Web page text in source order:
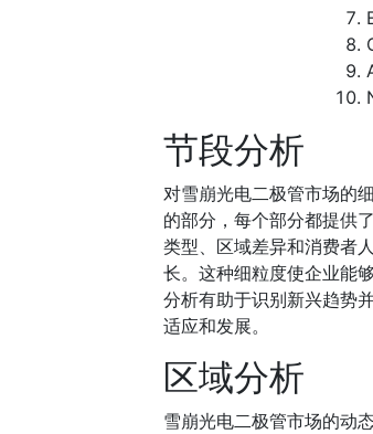
节段分析
对雪崩光电二极管市场的
的部分，每个部分都提供
类型、区域差异和消费者
长。这种细粒度使企业能
分析有助于识别新兴趋势
适应和发展。
区域分析
雪崩光电二极管市场的动